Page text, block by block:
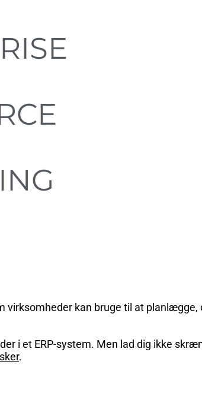
virksomheder kan bruge til at
i et ERP-system. Men lad dig ikke
.